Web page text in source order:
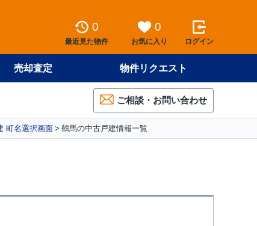
0
最近見た物件
0
お気に入り ログイン
売却査定 物件リクエスト
ご相談・お問い合わせ
町名選択画面 鶴馬の中古戸建情報一覧